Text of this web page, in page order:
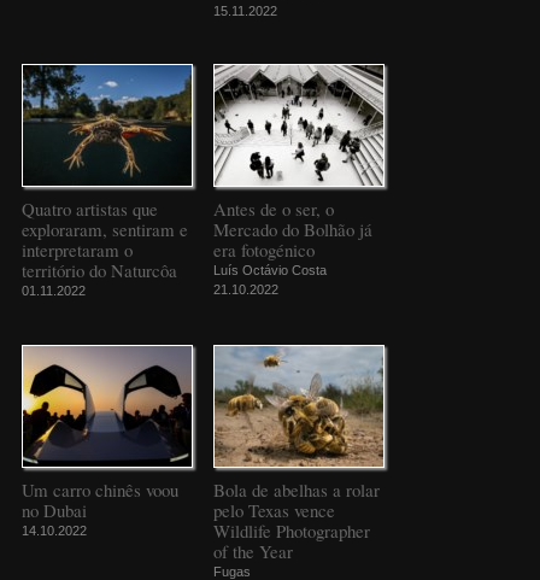
15.11.2022
Quatro artistas que
exploraram, sentiram e
interpretaram o
território do Naturcôa
01.11.2022
Antes de o ser, o
Mercado do Bolhão já
era fotogénico
Luís Octávio Costa
21.10.2022
Um carro chinês voou
no Dubai
14.10.2022
Bola de abelhas a rolar
pelo Texas vence
Wildlife Photographer
of the Year
Fugas